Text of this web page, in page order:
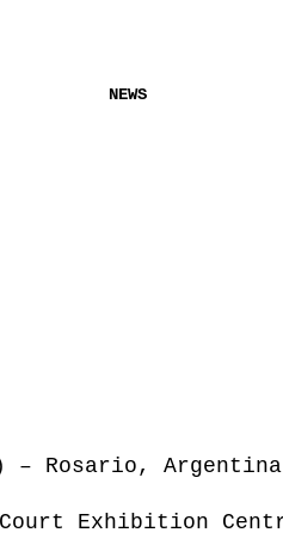
– Rosario,
Exhibition
NEWS